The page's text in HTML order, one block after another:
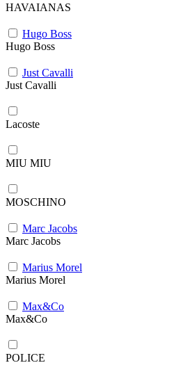
HAVAIANAS
Hugo Boss
Hugo Boss
Just Cavalli
Just Cavalli
Lacoste
MIU MIU
MOSCHINO
Marc Jacobs
Marc Jacobs
Marius Morel
Marius Morel
Max&Co
Max&Co
POLICE